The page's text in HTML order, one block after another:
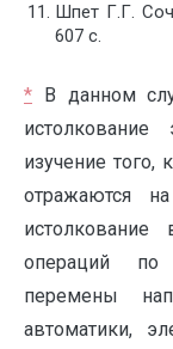
Шпет Г.Г.
607 с.
* В данном
изучение
отражаются
истолкование
операций по
перемены
автоматики,